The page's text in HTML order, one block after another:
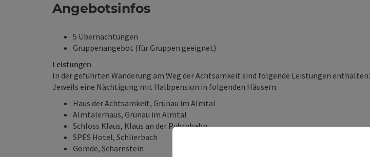
Angebotsinfos
5 Übernachtungen
Gruppenangebot (für Gruppen geeignet)
Leistungen
In der geführten Wanderung am Weg der Achtsamkeit sind folgende Leistungen enthalten:
Jeweils eine Nächtigung mit Halbpension in folgenden Häusern:
Haus der Achtsamkeit, Grünau im Almtal
Almtalerhaus, Grünau im Almtal
Schloss Klaus, Klaus an der Pyhrnbahn
SPES Hotel, Schlierbach
Gomde, Scharnstein